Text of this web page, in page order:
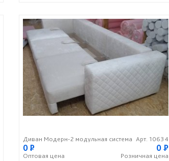
Диван Модерн-2 модульная система Арт. 10634
0P
Оптовая цена
0 P
Розничная цена